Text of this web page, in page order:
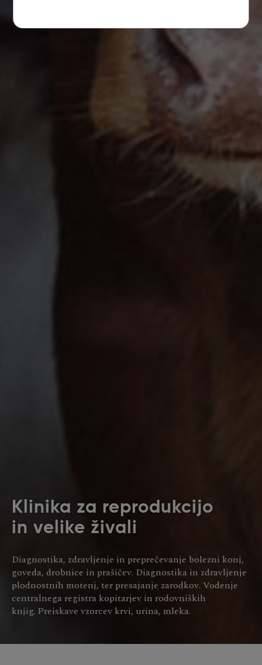
Klinika za reprodukcijo
in velike živali
Diagnostika, zdravljenje in preprečevanje bolezni konj,
goveda, drobnice in prašičev. Diagnostika in zdravljenje
plodnostnih motenj, ter presajanje zarodkov. Vodenje
centralnega registra kopitarjev in rodovniških
knjig. Preiskave vzorcev krvi, urina, mleka.